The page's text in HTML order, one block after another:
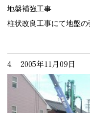
地盤補強工事
柱状改良工事にて地盤の
4. 2005年11月09日